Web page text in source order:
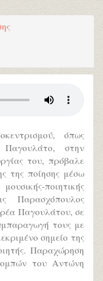
όπως
στην
του, πρόβαλε
της ποίησης μέσω
ποιητικής
Παρασχόπουλος
Παγουλάτου, σε
τους με
σημείο της
Παραχώρηση
του Αντώνη